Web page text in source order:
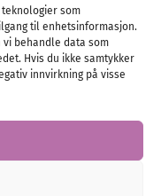
som
til enhetsinformasjon.
vi behandle data som
Hvis du ikke samtykker
innvirkning på visse
.com